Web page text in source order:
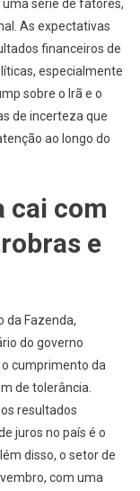
série de fatores,
As expectativas
financeiros de
especialmente
sobre o Irã e o
de incerteza que
ao longo do
cai com
e
da Fazenda,
do governo
o cumprimento da
de tolerância.
resultados
juros no país é o
disso, o setor de
com uma